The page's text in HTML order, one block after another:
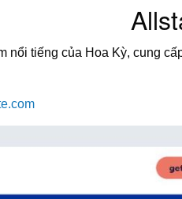
nổi tiếng của Hoa Kỳ, cung